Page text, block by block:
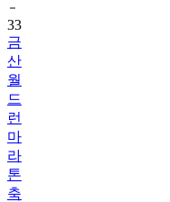
33
금
산
월
드
런
마
라
톤
축